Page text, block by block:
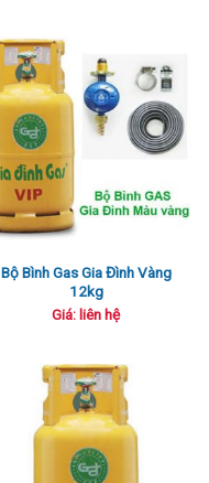
Bộ Bình Gas Gia Đình Vàng
12kg
Giá: liên hệ